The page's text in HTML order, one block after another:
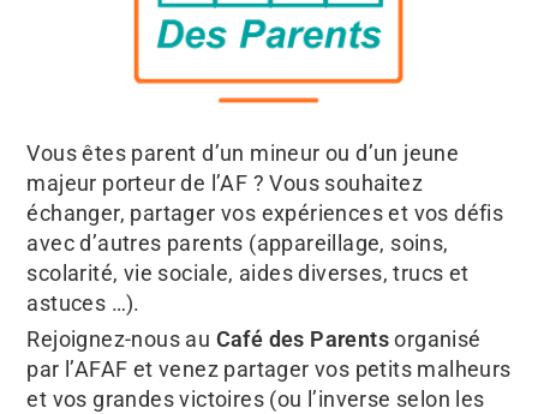
Vous êtes parent d’un mineur ou d’un jeune
majeur porteur de l’AF ? Vous souhaitez
échanger, partager vos expériences et vos défis
avec d’autres parents (appareillage, soins,
scolarité, vie sociale, aides diverses, trucs et
astuces …).
Rejoignez-nous au Café des Parentsorganisé
par l’AFAF et venez partager vos petits malheurs
et vos grandes victoires (ou l’inverse selon les